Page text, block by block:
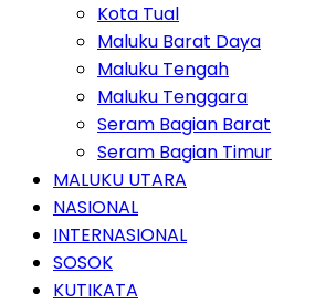
Kota Tual
Maluku Barat Daya
Maluku Tengah
Maluku Tenggara
Seram Bagian Barat
Seram Bagian Timur
MALUKU UTARA
NASIONAL
INTERNASIONAL
SOSOK
KUTIKATA